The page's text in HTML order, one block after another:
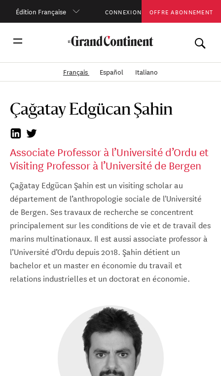
Édition Française CONNEXION OFFRE ABONNEMENT
Français Español Italiano
Çağatay Edgücan Şahin
Associate Professor à l’Université d’Ordu et
Visiting Professor à l’Université de Bergen
Çağatay Edgücan Şahin est un visiting scholar au
département de l’anthropologie sociale de l'Université
de Bergen. Ses travaux de recherche se concentrent
principalement sur les conditions de vie et de travail des
marins multinationaux. Il est aussi associate professor à
l’Université d’Ordu depuis 2018. Şahin détient un
bachelor et un master en économie du travail et
relations industrielles et un doctorat en économie.